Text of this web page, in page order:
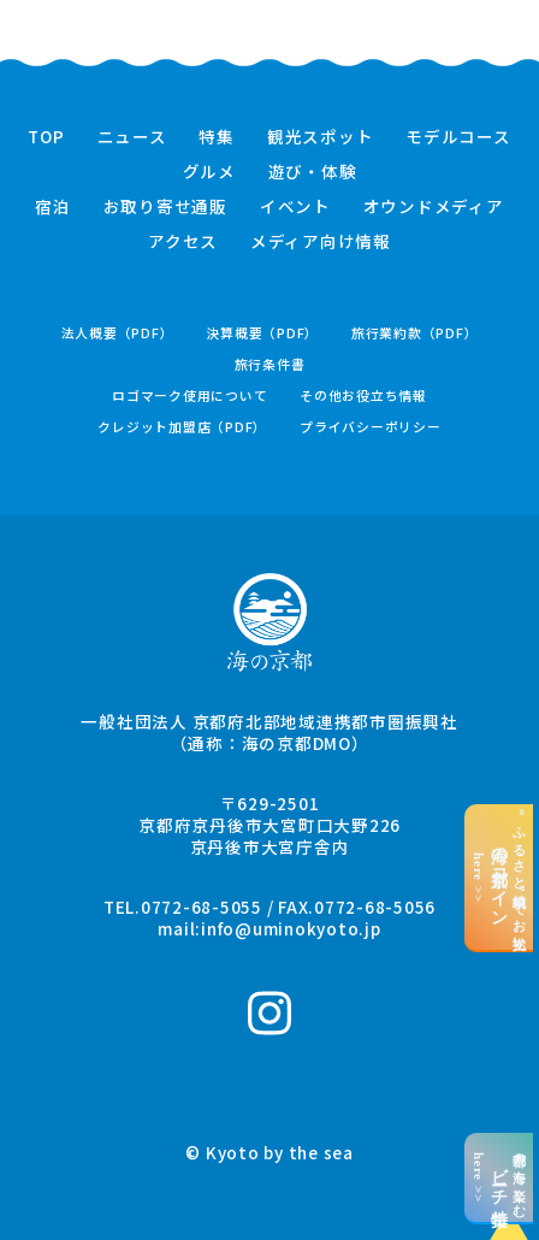
“ふるさと納税”でお支払い
海の京都コイン
here >>
京都の海を楽しむ
ビーチ特集
here >>
TOP ニュース 特集 観光スポット
モデルコース
グルメ
遊び・体験
宿泊
お取り寄せ通販 イベント
オウンドメディア
アクセス
メディア向け情報
法人概要（PDF） 決算概要（PDF）
旅行業約款（PDF）
旅行条件書
ロゴマーク使用について
その他お役立ち情報
クレジット加盟店（PDF）
プライバシーポリシー
一般社団法人 京都府北部地域連携都市圏振興社
（通称：海の京都DMO）
〒629-2501
京都府京丹後市大宮町口大野226
京丹後市大宮庁舎内
TEL.0772-68-5055 / FAX.0772-68-5056
mail:info@uminokyoto.jp
© Kyoto by the sea